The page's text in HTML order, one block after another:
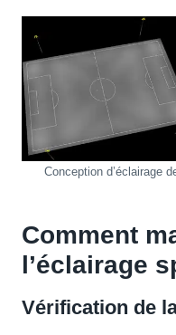
Conception d’éclairage
Comment
l’éclairage
Vérification de